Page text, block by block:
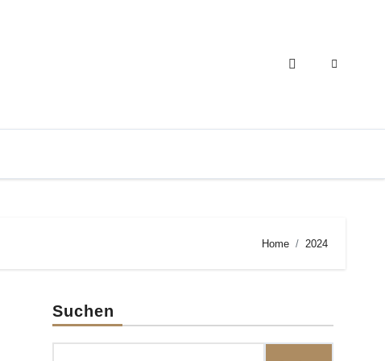
Home 2024
Suchen